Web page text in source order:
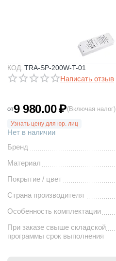
КОД: TRA-SP-200W-T-01
Написать отзыв
от9 980.00₽(Включая налог)
Узнать цену для юр. лиц
Нет в наличии
Бренд
Материал
Покрытие / цвет
Страна производителя
Особенность комплектации
При заказе свыше складской
программы срок выполнения